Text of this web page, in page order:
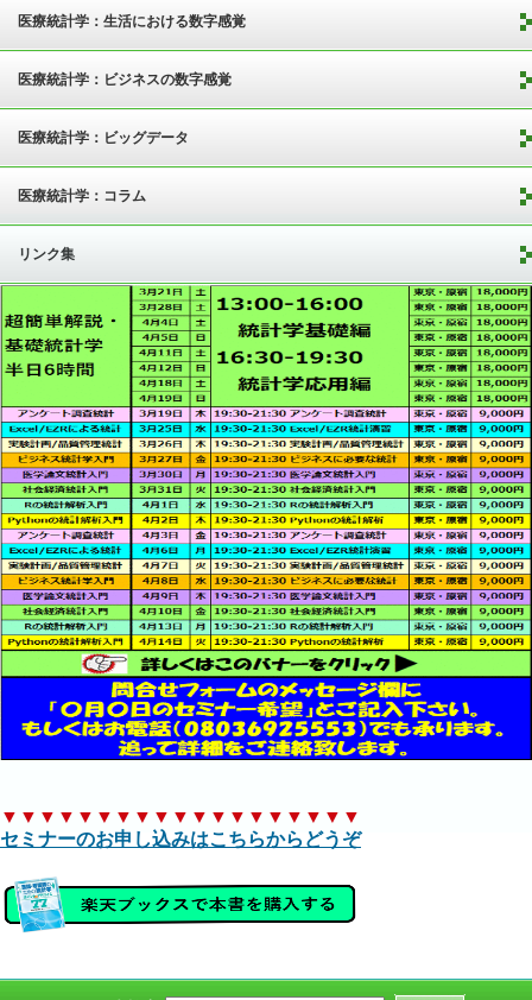
医療統計学：生活における数字感覚
医療統計学：ビジネスの数字感覚
医療統計学：ビッグデータ
医療統計学：コラム
リンク集
▼▼▼▼▼▼▼▼▼▼▼▼▼▼▼▼▼▼▼
セミナーのお申し込みはこちらからどうぞ